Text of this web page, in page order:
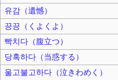
유감（遺憾）
끙끙（くよくよ）
빡치다（腹立つ）
당혹하다（当惑する）
울고불고하다（泣きわめく）